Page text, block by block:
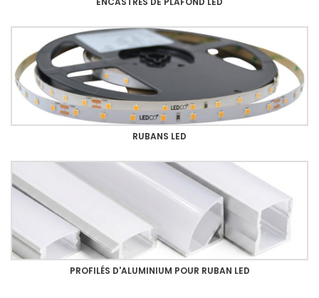
RUBANS LED
PROFILÉS D'ALUMINIUM POUR RUBAN LED